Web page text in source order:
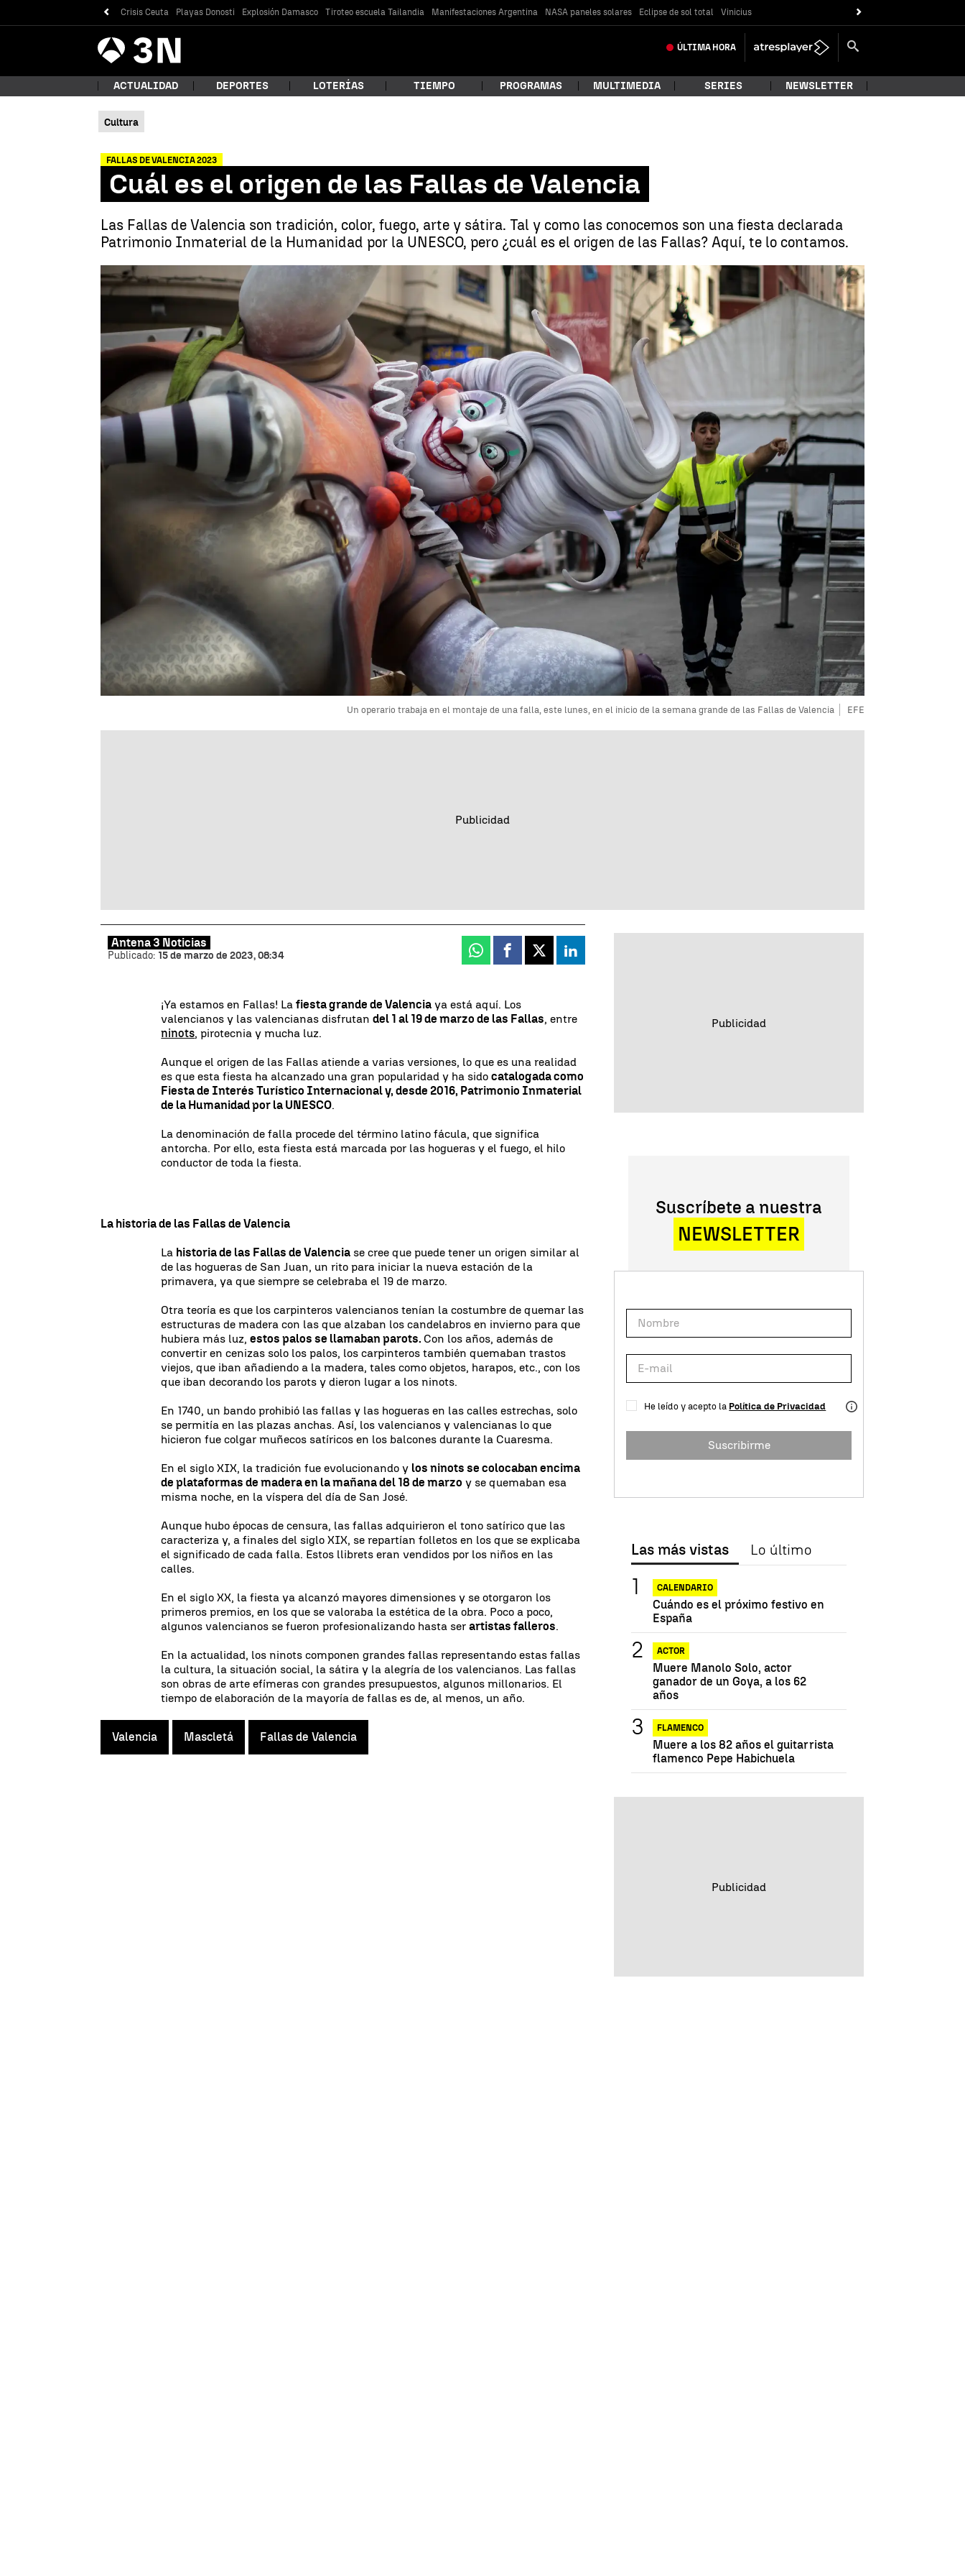
Crisis Ceuta Playas Donosti Explosión Damasco Tiroteo escuela Tailandia Manifestaciones Argentina NASA paneles solares Eclipse de sol total Vinicius
Antena
3 Noticias ÚLTIMA HORA
¿Qué estás buscando?
Buscar
ACTUALIDAD DEPORTES LOTERÍAS TIEMPO PROGRAMAS MULTIMEDIA SERIES NEWSLETTER
Cultura
FALLAS DE VALENCIA 2023
Cuál es el origen de las Fallas de Valencia
Las Fallas de Valencia son tradición, color, fuego, arte y sátira. Tal y como las conocemos son una fiesta declarada
Patrimonio Inmaterial de la Humanidad por la UNESCO, pero ¿cuál es el origen de las Fallas? Aquí, te lo contamos.
Un operario trabaja en el montaje de una falla, este lunes, en el inicio de la semana grande de las Fallas de Valencia EFE
Antena 3 Noticias
Publicado: 15 de marzo de 2023, 08:34 Whatsapp
Facebook
X Linkedin
¡Ya estamos en Fallas! Lafiesta grande de Valencia ya está aquí. Los
valencianos y las valencianas disfrutandel 1 al 19 de marzo de las Fallas, entre
ninots, pirotecnia y mucha luz.
Aunque el origen de las Fallas atiende a varias versiones, lo que es una realidad
es que esta fiesta ha alcanzado una gran popularidad y ha sidocatalogada como
Fiesta de Interés Turístico Internacional y, desde 2016, Patrimonio Inmaterial
de la Humanidad por la UNESCO.
La denominación de falla procede del término latino fácula, que significa
antorcha. Por ello, esta fiesta está marcada por las hogueras y el fuego, el hilo
conductor de toda la fiesta.
La historia de las Fallas de Valencia
La historia de las Fallas de Valencia se cree que puede tener un origen similar al
de las hogueras de San Juan, un rito para iniciar la nueva estación de la
primavera, ya que siempre se celebraba el 19 de marzo.
Otra teoría es que los carpinteros valencianos tenían la costumbre de quemar las
estructuras de madera con las que alzaban los candelabros en invierno para que
hubiera más luz,estos palos se llamaban parots. Con los años, además de
convertir en cenizas solo los palos, los carpinteros también quemaban trastos
viejos, que iban añadiendo a la madera, tales como objetos, harapos, etc., con los
que iban decorando los parots y dieron lugar a los ninots.
En 1740, un bando prohibió las fallas y las hogueras en las calles estrechas, solo
se permitía en las plazas anchas. Así, los valencianos y valencianas lo que
hicieron fue colgar muñecos satíricos en los balcones durante la Cuaresma.
En el siglo XIX, la tradición fue evolucionando y los ninots se colocaban encima
de plataformas de madera en la mañana del 18 de marzo y se quemaban esa
misma noche, en la víspera del día de San José.
Aunque hubo épocas de censura, las fallas adquirieron el tono satírico que las
caracteriza y, a finales del siglo XIX, se repartían folletos en los que se explicaba
el significado de cada falla. Estos llibrets eran vendidos por los niños en las
calles.
En el siglo XX, la fiesta ya alcanzó mayores dimensiones y se otorgaron los
primeros premios, en los que se valoraba la estética de la obra. Poco a poco,
algunos valencianos se fueron profesionalizando hasta serartistas falleros.
En la actualidad, los ninots componen grandes fallas representando estas fallas
la cultura, la situación social, la sátira y la alegría de los valencianos. Las fallas
son obras de arte efímeras con grandes presupuestos, algunos millonarios. El
tiempo de elaboración de la mayoría de fallas es de, al menos, un año.
Valencia Mascletá Fallas de Valencia
Suscríbete a nuestra
NEWSLETTER
He leído y acepto la Política de Privacidad
Suscribirme
Las más vistas Lo último
CALENDARIO
Cuándo es el próximo festivo en
España
ACTOR
Muere Manolo Solo, actor
ganador de un Goya, a los 62
años
FLAMENCO
Muere a los 82 años el guitarrista
flamenco Pepe Habichuela